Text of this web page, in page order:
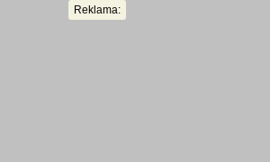
Reklama: